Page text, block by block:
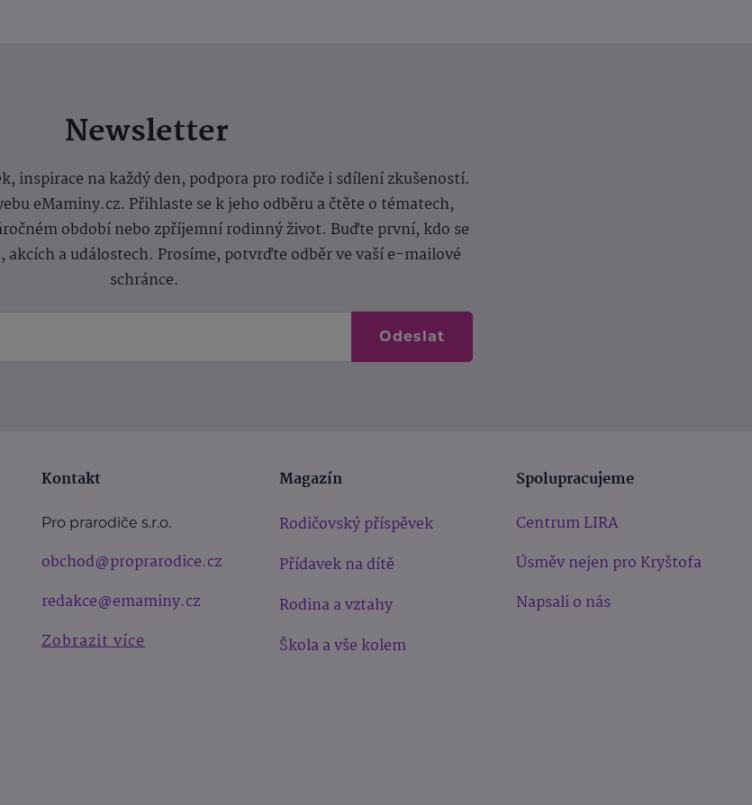
Newsletter
inspirace na každý den, podpora pro rodiče i sdílení zkušeností.
eMaminy.cz. Přihlaste se k jeho odběru a čtěte o tématech,
období nebo zpříjemní rodinný život. Buďte první, kdo se
akcích a událostech. Prosíme, potvrďte odběr ve vaší e-mailové
schránce.
Odeslat
Kontakt
Pro prarodiče s.r.o.
obchod@proprarodice.cz
redakce@emaminy.cz
Zobrazit více
Magazín
Rodičovský příspěvek
Přídavek na dítě
Rodina a vztahy
Škola a vše kolem
Spolupracujeme
Centrum LIRA
Úsměv nejen pro Kryštofa
Napsali o nás